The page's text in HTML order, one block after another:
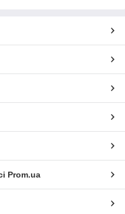
Prom.ua